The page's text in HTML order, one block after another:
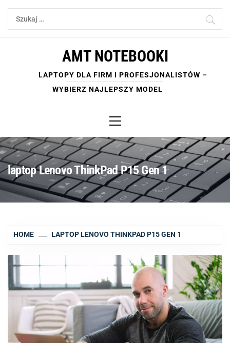
Skip
Szukaj:
AMT NOTEBOOKI
LAPTOPY DLA FIRM I PROFESJONALISTÓW –
WYBIERZ NAJLEPSZY MODEL
Menu
laptop Lenovo ThinkPad P15 Gen 1
HOME LAPTOP LENOVO THINKPAD P15 GEN 1